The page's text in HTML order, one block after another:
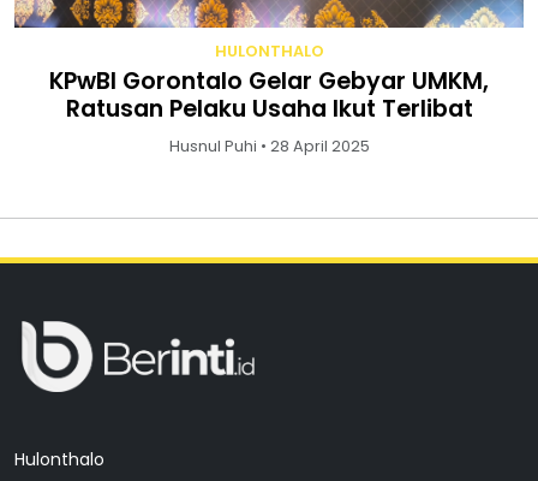
HULONTHALO
KPwBI Gorontalo Gelar Gebyar UMKM,
Ratusan Pelaku Usaha Ikut Terlibat
Husnul Puhi • 28 April 2025
Hulonthalo